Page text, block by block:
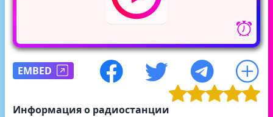
EMBED
Информация о радиостанции